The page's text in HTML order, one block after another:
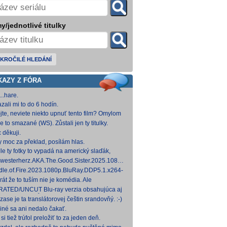
jednotlivé titulky
HLEDÁNÍ
Z FÓRA
mi to do 6 hodín.
neviete niekto upnuť tento film? Omylom
ho vymazal a neviem ho nikde nájsť. Robil
na
to smazané (WS). Zůstali jen ty titulky.
děkuji.
moc za překlad, posílám hlas.
ty fotky to vypadá na americký slaďák,
opak je pravdou..... Kdysi jsem četl i
cinepth [5,88 GB] Nemecké
[18,74 GB]
že to tuším nie je komédia. Ale
sa môže konať. Možno príde aj
pes a tomu
UNCUT Blu-ray verzia obsahujúca aj
Skarsgårda, explicitnejšie zábery sexu
je ta translátorovej češtin srandovňý. :-)
sa ani nedalo čakať.
si tiež trúfol preložiť to za jeden deň.